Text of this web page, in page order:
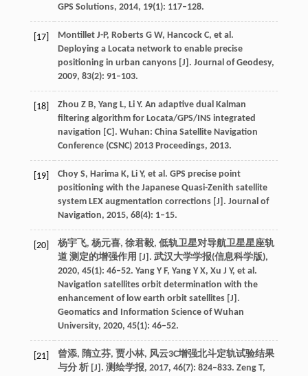
GPS Solutions, 2014, 19(1): 117–128.
[17]
Montillet J-P, Roberts G W, Hancock C, et al.
Deploying a Locata network to enable precise
positioning in urban canyons [J]. Journal of Geodesy,
2009, 83(2): 91–103.
[18]
Zhou Z B, Yang L, Li Y. An adaptive dual Kalman
filtering algorithm for Locata/GPS/INS integrated
navigation [C]. Wuhan: China Satellite Navigation
Conference (CSNC) 2013 Proceedings, 2013.
[19]
Choy S, Harima K, Li Y, et al. GPS precise point
positioning with the Japanese Quasi-Zenith satellite
system LEX augmentation corrections [J]. Journal of
Navigation, 2015, 68(4): 1–15.
[20]
杨宇飞, 杨元喜, 徐君毅, 低轨卫星对导航卫星星座轨
道 测定的增强作用 [J]. 武汉大学学报(信息科学版),
2020, 45(1): 46–52. Yang Y F, Yang Y X, Xu J Y, et al.
Navigation satellites orbit determination with the
enhancement of low earth orbit satellites [J].
Geomatics and Information Science of Wuhan
University, 2020, 45(1): 46–52.
[21]
曾添, 隋立芬, 贾小林, 风云3C增强北斗定轨试验结果
与分 析 [J]. 测绘学报, 2017, 46(7): 824–833. Zeng T,